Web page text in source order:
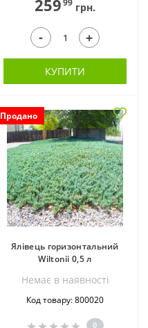
25999 грн.
- +
КУПИТИ
Продано
Ялівець горизонтальний
Wiltonii 0,5 л
Немає в наявностi
Код товару: 800020
0